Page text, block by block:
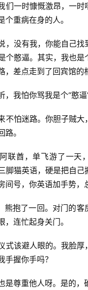
们一时慷慨激昂，一时
重病在身的人。
，没有我，你能自己找
个憨逼。其实，我也是
，差点走到了回宾馆的
，我怕你骂我是个“憨逼”
不怕迷路。你胆子贼大
。
联酋，单飞游了一天
脚猫英语，硬是把自己
间号，你英语加手势，
熊抱了一回。对门的客
连忙起身关门。
式该避人眼的。我脸厚
手握你手吗？
是尊重他人呀。是的，